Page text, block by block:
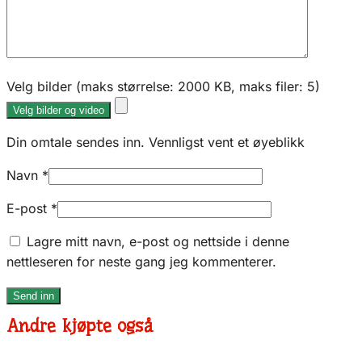
Velg bilder (maks størrelse: 2000 KB, maks filer: 5)
Velg bilder og video
Din omtale sendes inn. Vennligst vent et øyeblikk
Navn *
E-post *
Lagre mitt navn, e-post og nettside i denne
nettleseren for neste gang jeg kommenterer.
Andre kjøpte også